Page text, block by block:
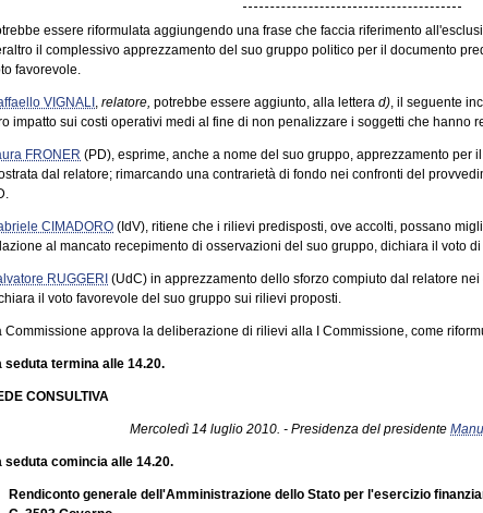
essere riformulata aggiungendo una frase che faccia riferimento
il complessivo apprezzamento del suo gruppo politico per il documento
favorevole.
VIGNALI , relatore, potrebbe essere aggiunto, alla lettera d), il seguente
impatto sui costi operativi medi al fine di non penalizzare i soggetti che hanno
FRONER (PD), esprime, anche a nome del suo gruppo, apprezzamento per
dal relatore; rimarcando una contrarietà di fondo nei confronti del
CIMADORO (IdV), ritiene che i rilievi predisposti, ove accolti, possano
al mancato recepimento di osservazioni del suo gruppo, dichiara il voto
RUGGERI (UdC) in apprezzamento dello sforzo compiuto dal relatore
il voto favorevole del suo gruppo sui rilievi proposti.
Commissione approva la deliberazione di rilievi alla I Commissione, come
seduta termina alle 14.20.
CONSULTIVA
Mercoledì 14 luglio 2010. - Presidenza del presidente
seduta comincia alle 14.20.
Rendiconto generale dell'Amministrazione dello Stato per l'esercizio